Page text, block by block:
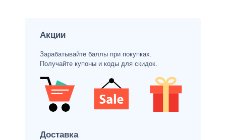
Акции
Зарабатывайте баллы при покупках.
Получайте купоны и коды для скидок.
Доставка